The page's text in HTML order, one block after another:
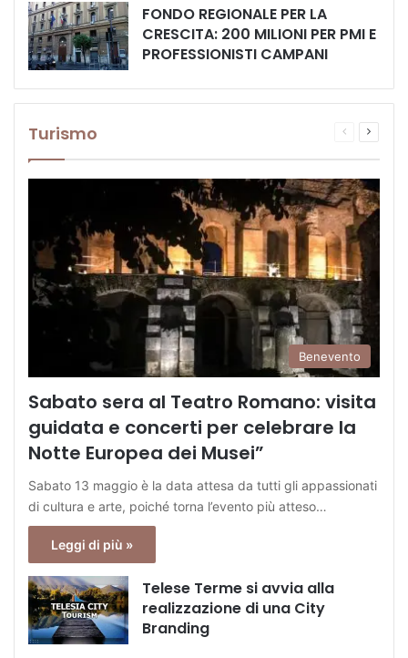
FONDO REGIONALE PER LA
CRESCITA: 200 MILIONI PER PMI E
PROFESSIONISTI CAMPANI
Turismo
Pagina
Benevento
Sabato sera al Teatro Romano: visita
guidata e concerti per celebrare la
Notte Europea dei Musei”
Sabato 13 maggio è la data attesa da tutti gli appassionati
di cultura e arte, poiché torna l’evento più atteso…
Leggi di più »
Telese Terme si avvia alla
realizzazione di una City
Branding